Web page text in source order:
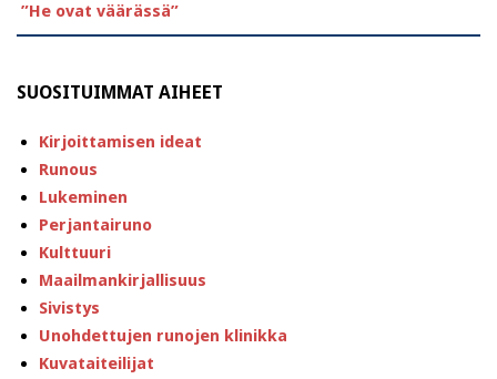
”He ovat väärässä”
SUOSITUIMMAT AIHEET
Kirjoittamisen ideat
Runous
Lukeminen
Perjantairuno
Kulttuuri
Maailmankirjallisuus
Sivistys
Unohdettujen runojen klinikka
Kuvataiteilijat